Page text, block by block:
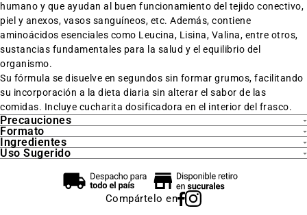
humano y que ayudan al buen funcionamiento del tejido conectivo,
piel y anexos, vasos sanguíneos, etc. Además, contiene
aminoácidos esenciales como Leucina, Lisina, Valina, entre otros,
sustancias fundamentales para la salud y el equilibrio del
organismo.
Su fórmula se disuelve en segundos sin formar grumos, facilitando
su incorporación a la dieta diaria sin alterar el sabor de las
comidas. Incluye cucharita dosificadora en el interior del frasco.
Precauciones
Formato
Ingredientes
Uso Sugerido
Compártelo en